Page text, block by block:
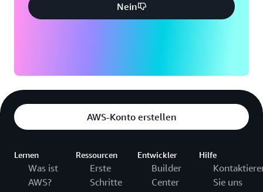
Nein
AWS-Konto erstellen
Lernen
Was ist
AWS?
Ressourcen
Erste
Schritte
Entwickler
Builder
Center
Hilfe
Sie uns